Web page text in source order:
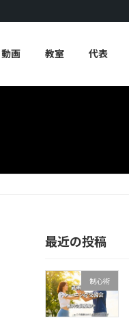
動画 教室 代表
最近の投稿
制心術